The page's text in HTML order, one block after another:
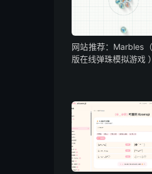
网站推荐：Marbles
版在线弹珠模拟游戏 ）